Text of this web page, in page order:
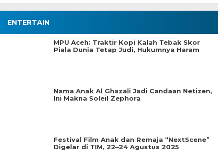
ENTERTAIN
MPU Aceh: Traktir Kopi Kalah Tebak Skor
Piala Dunia Tetap Judi, Hukumnya Haram
Nama Anak Al Ghazali Jadi Candaan Netizen,
Ini Makna Soleil Zephora
Festival Film Anak dan Remaja “NextScene”
Digelar di TIM, 22–24 Agustus 2025